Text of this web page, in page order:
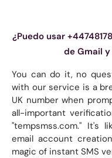
¿Puedo usar
de Gmail
You can do it, no
with our service is a
UK number when
all-important
"tempsmss.com." It's
email account
magic of instant SMS